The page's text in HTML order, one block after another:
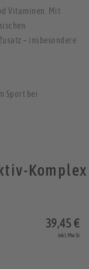
Vitaminen. Mit
– insbesondere
Sport bei
Komplex
39,45 €
inkl. MwSt